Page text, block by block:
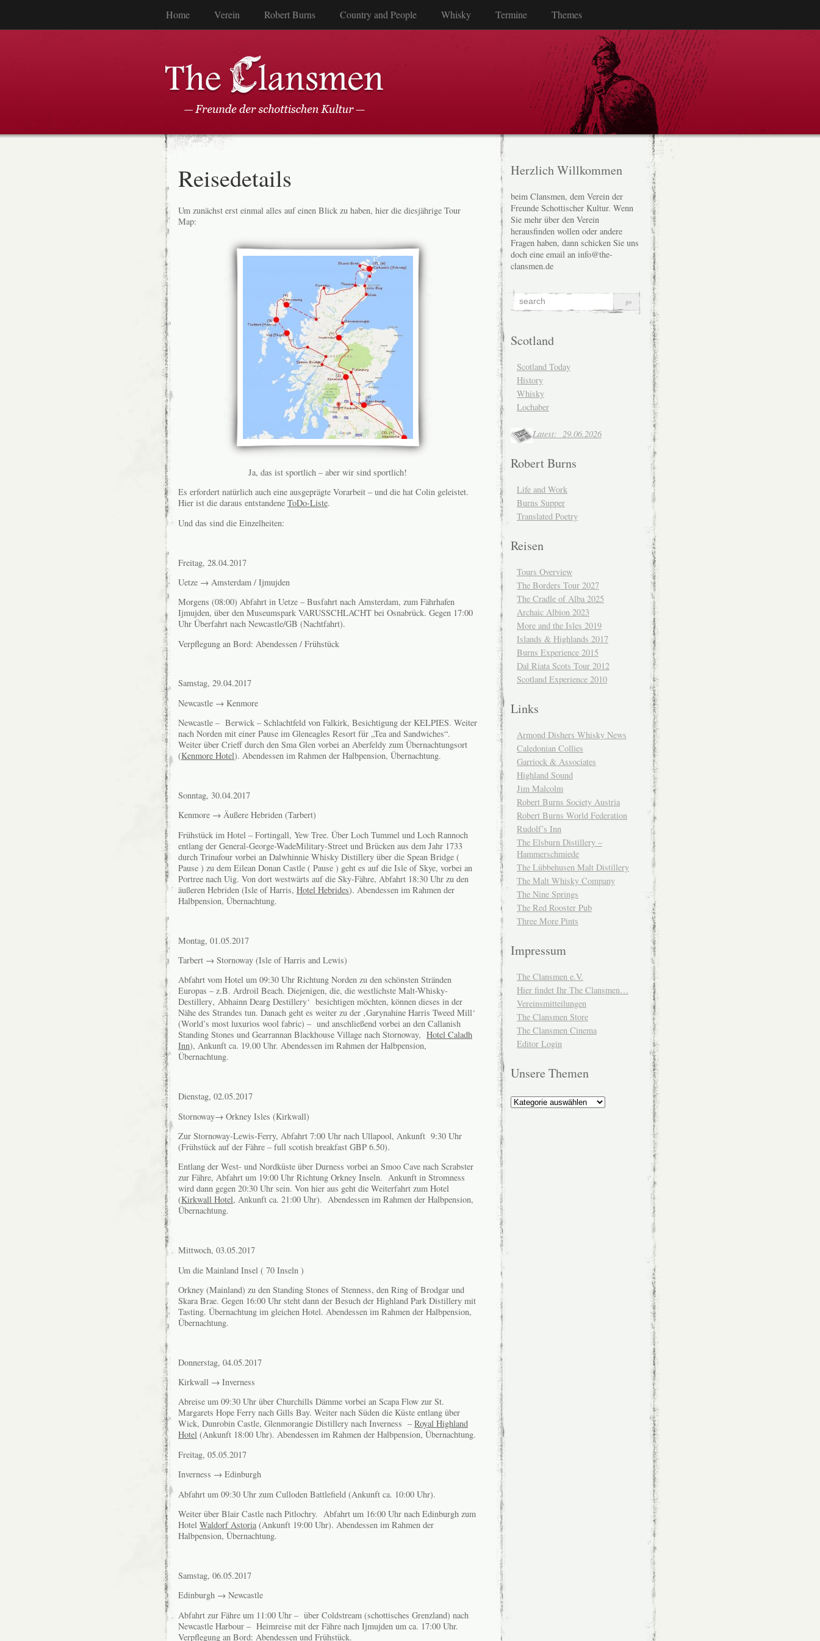
Home Verein Robert Burns Country and People Whisky Termine Themes
Reisedetails
Um zunächst erst einmal alles auf einen Blick zu haben, hier die diesjährige Tour
Map:
Ja, das ist sportlich – aber wir sind sportlich!
Es erfordert natürlich auch eine ausgeprägte Vorarbeit – und die hat Colin geleistet.
Hier ist die daraus entstandene ToDo-Liste.
Und das sind die Einzelheiten:
Freitag, 28.04.2017
Uetze → Amsterdam / Ijmujden
Morgens (08:00) Abfahrt in Uetze – Busfahrt nach Amsterdam, zum Fährhafen
Ijmujden, über den Museumspark VARUSSCHLACHT bei Osnabrück. Gegen 17:00
Uhr Überfahrt nach Newcastle/GB (Nachtfahrt).
Verpflegung an Bord: Abendessen / Frühstück
Samstag, 29.04.2017
Newcastle → Kenmore
Newcastle – Berwick – Schlachtfeld von Falkirk, Besichtigung der KELPIES. Weiter
nach Norden mit einer Pause im Gleneagles Resort für „Tea and Sandwiches“.
Weiter über Crieff durch den Sma Glen vorbei an Aberfeldy zum Übernachtungsort
(Kenmore Hotel). Abendessen im Rahmen der Halbpension, Übernachtung.
Sonntag, 30.04.2017
Kenmore → Äußere Hebriden (Tarbert)
Frühstück im Hotel – Fortingall, Yew Tree. Über Loch Tummel und Loch Rannoch
entlang der General-George-WadeMilitary-Street und Brücken aus dem Jahr 1733
durch Trinafour vorbei an Dalwhinnie Whisky Distillery über die Spean Bridge (
Pause ) zu dem Eilean Donan Castle ( Pause ) geht es auf die Isle of Skye, vorbei an
Portree nach Uig. Von dort westwärts auf die Sky-Fähre, Abfahrt 18:30 Uhr zu den
äußeren Hebriden (Isle of Harris, Hotel Hebrides). Abendessen im Rahmen der
Halbpension, Übernachtung.
Montag, 01.05.2017
Tarbert → Stornoway (Isle of Harris and Lewis)
Abfahrt vom Hotel um 09:30 Uhr Richtung Norden zu den schönsten Stränden
Europas – z.B. Ardroil Beach. Diejenigen, die, die westlichste Malt-Whisky-
Destillery‚ Abhainn Dearg Destillery‘ besichtigen möchten, können dieses in der
Nähe des Strandes tun. Danach geht es weiter zu der ‚Garynahine Harris Tweed Mill‘
(World’s most luxurios wool fabric) – und anschließend vorbei an den Callanish
Standing Stones und Gearrannan Blackhouse Village nach Stornoway, Hotel Caladh
Inn), Ankunft ca. 19.00 Uhr. Abendessen im Rahmen der Halbpension,
Übernachtung.
Dienstag, 02.05.2017
Stornoway→ Orkney Isles (Kirkwall)
Zur Stornoway-Lewis-Ferry, Abfahrt 7:00 Uhr nach Ullapool, Ankunft 9:30 Uhr
(Frühstück auf der Fähre – full scotish breakfast GBP 6.50).
Entlang der West- und Nordküste über Durness vorbei an Smoo Cave nach Scrabster
zur Fähre, Abfahrt um 19:00 Uhr Richtung Orkney Inseln. Ankunft in Stromness
wird dann gegen 20:30 Uhr sein. Von hier aus geht die Weiterfahrt zum Hotel
(Kirkwall Hotel, Ankunft ca. 21:00 Uhr). Abendessen im Rahmen der Halbpension,
Übernachtung.
Mittwoch, 03.05.2017
Um die Mainland Insel ( 70 Inseln )
Orkney (Mainland) zu den Standing Stones of Stenness, den Ring of Brodgar und
Skara Brae. Gegen 16:00 Uhr steht dann der Besuch der Highland Park Distillery mit
Tasting. Übernachtung im gleichen Hotel. Abendessen im Rahmen der Halbpension,
Übernachtung.
Donnerstag, 04.05.2017
Kirkwall → Inverness
Abreise um 09:30 Uhr über Churchills Dämme vorbei an Scapa Flow zur St.
Margarets Hope Ferry nach Gills Bay. Weiter nach Süden die Küste entlang über
Wick, Dunrobin Castle, Glenmorangie Distillery nach Inverness – Royal Highland
Hotel (Ankunft 18:00 Uhr). Abendessen im Rahmen der Halbpension, Übernachtung.
Freitag, 05.05.2017
Inverness → Edinburgh
Abfahrt um 09:30 Uhr zum Culloden Battlefield (Ankunft ca. 10:00 Uhr).
Weiter über Blair Castle nach Pitlochry. Abfahrt um 16:00 Uhr nach Edinburgh zum
Hotel Waldorf Astoria(Ankunft 19:00 Uhr). Abendessen im Rahmen der
Halbpension, Übernachtung.
Samstag, 06.05.2017
Edinburgh → Newcastle
Abfahrt zur Fähre um 11:00 Uhr – über Coldstream (schottisches Grenzland) nach
Newcastle Harbour – Heimreise mit der Fähre nach Ijmujden um ca. 17:00 Uhr.
Verpflegung an Bord: Abendessen und Frühstück.
Herzlich Willkommen
beim Clansmen, dem Verein der
Freunde Schottischer Kultur. Wenn
Sie mehr über den Verein
herausfinden wollen oder andere
Fragen haben, dann schicken Sie uns
doch eine email an info@the-
clansmen.de
Scotland
Scotland Today
History
Whisky
Lochaber
Latest: 29.06.2026
Robert Burns
Life and Work
Burns Supper
Translated Poetry
Reisen
Tours Overview
The Borders Tour 2027
The Cradle of Alba 2025
Archaic Albion 2023
More and the Isles 2019
Islands & Highlands 2017
Burns Experience 2015
Dal Riata Scots Tour 2012
Scotland Experience 2010
Links
Armond Dishers Whisky News
Caledonian Collies
Garriock & Associates
Highland Sound
Jim Malcolm
Robert Burns Society Austria
Robert Burns World Federation
Rudolf’s Inn
The Elsburn Distillery –
Hammerschmiede
The Lübbehusen Malt Distillery
The Malt Whisky Company
The Nine Springs
The Red Rooster Pub
Three More Pints
Impressum
The Clansmen e.V.
Hier findet Ihr The Clansmen…
Vereinsmitteilungen
The Clansmen Store
The Clansmen Cinema
Editor Login
Unsere Themen
Unsere
Themen